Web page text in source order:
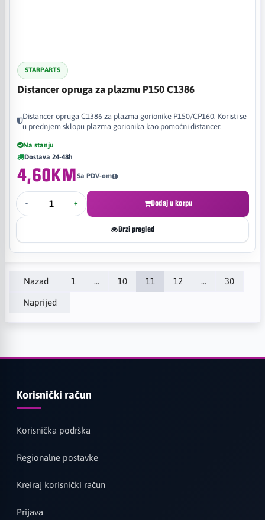
STARPARTS
Distancer opruga za plazmu P150 C1386
Distancer opruga C1386 za plazma gorionike P150/CP160. Koristi se
u prednjem sklopu plazma gorionika kao pomoćni distancer.
Na stanju
Dostava 24-48h
4,60KMSa PDV-om
- + Dodaj u korpu
Brzi pregled
Nazad 1 ... 10 11 12 ... 30
Naprijed
Korisnički račun
Korisnička podrška
Regionalne postavke
Kreiraj korisnički račun
Prijava